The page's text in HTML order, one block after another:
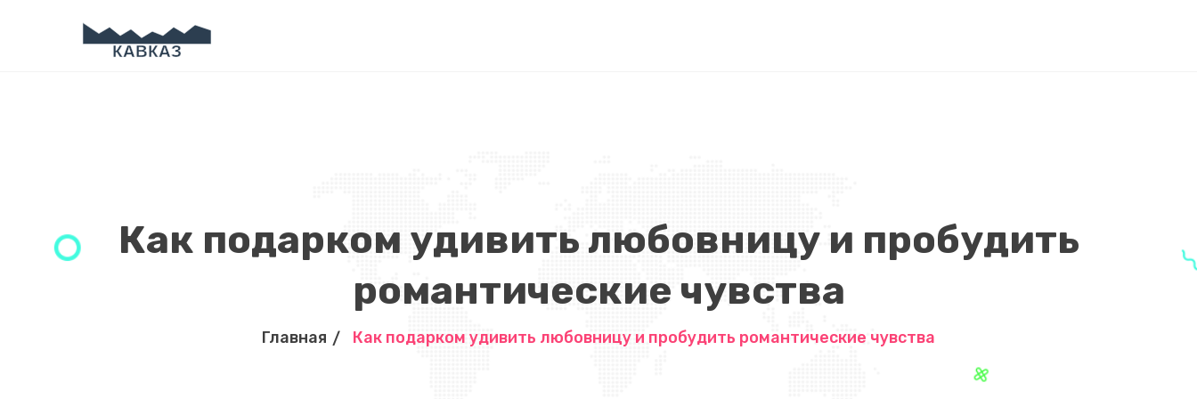
Как подарком удивить любовницу и пробудить
романтические чувства
Главная Как подарком удивить любовницу и пробудить романтические чувства